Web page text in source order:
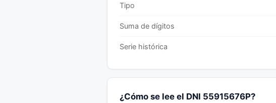
Tipo
Suma de dígitos
Serie histórica
¿Cómo se lee el DNI 55915676P?